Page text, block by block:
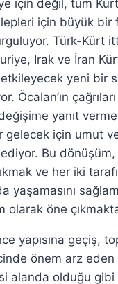
için değil, tüm
için büyük bir
Türk-Kürt
Irak ve İran
yeni bir
Öcalan’ın
yanıt
gelecek için umut
Bu
ve her iki
yaşamasını
olarak öne
yapısına geçiş,
önem arz
alanda olduğu gibi